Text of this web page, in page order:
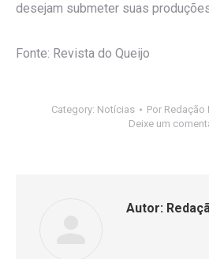
desejam submeter suas
Fonte: Revista do Queijo
Category: Notícias Por Redação
Deixe um
Autor: